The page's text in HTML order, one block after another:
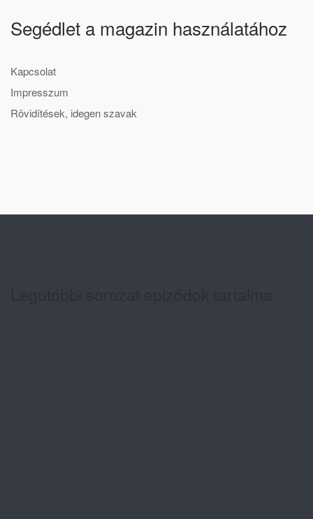
Segédlet a magazin használatához
Kapcsolat
Impresszum
Rövidítések, idegen szavak